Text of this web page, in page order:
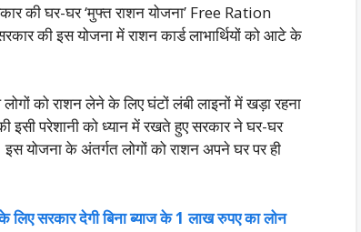
की घर-घर ‘मुफ्त राशन योजना’ Free Ration
की इस योजना में राशन कार्ड लाभार्थियों को आटे के
को राशन लेने के लिए घंटों लंबी लाइनों में खड़ा रहना
इसी परेशानी को ध्यान में रखते हुए सरकार ने घर-घर
योजना के अंतर्गत लोगों को राशन अपने घर पर ही
सरकार देगी बिना ब्याज के 1 लाख रुपए का लोन